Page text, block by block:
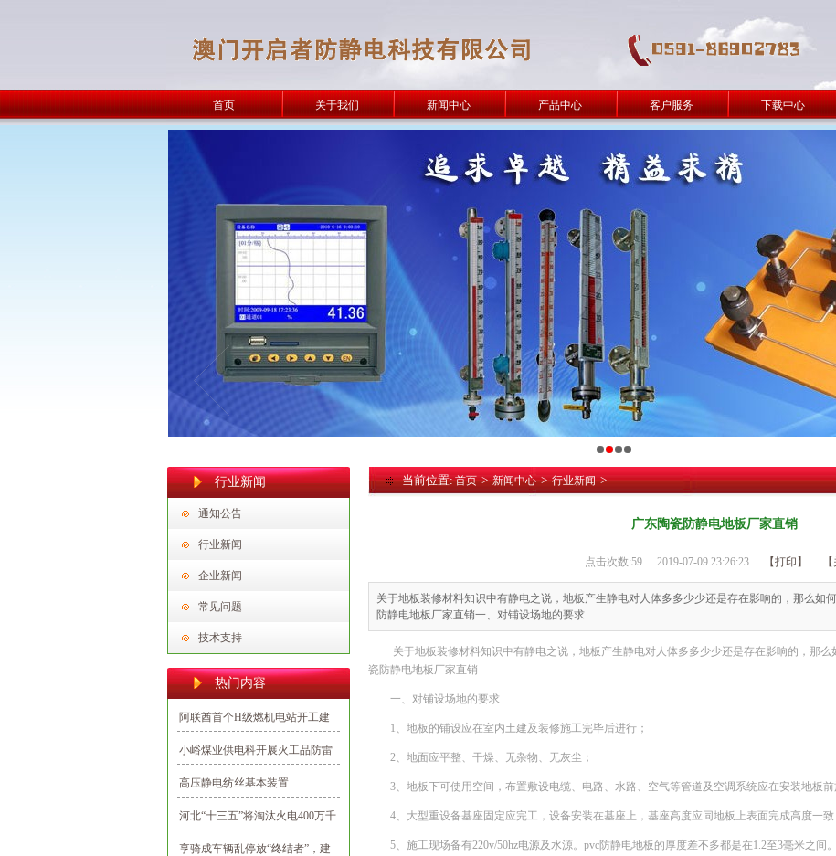
首页 关于我们 新闻中心 产品中心 客户服务 下载中心
行业新闻
通知公告
行业新闻
企业新闻
常见问题
技术支持
热门内容
阿联酋首个H级燃机电站开工建
设 中国电建承建
小峪煤业供电科开展火工品防雷
防静电专项整治行动
高压静电纺丝基本装置
河北“十三五”将淘汰火电400万千
瓦
享骑成车辆乱停放“终结者”，建
当前位置:首页>新闻中心>行业新闻>
广东陶瓷防静电地板厂家直销
点击次数:59 2019-07-09 23:26:23 【打印】
关于地板装修材料知识中有静电之说，地板产生静电对人体多多少少还是存在影响的，那么如
防静电地板厂家直销一、对铺设场地的要求
关于地板装修材料知识中有静电之说，地板产生静电对人体多多少少还是存在影响的，那
瓷防静电地板厂家直销
一、对铺设场地的要求
1、地板的铺设应在室内土建及装修施工完毕后进行；
2、地面应平整、干燥、无杂物、无灰尘；
3、地板下可使用空间，布置敷设电缆、电路、水路、空气等管道及空调系统应在安装地板前
4、大型重设备基座固定应完工，设备安装在基座上，基座高度应同地板上表面完成高度一致
5、施工现场备有220v/50hz电源及水源。pvc防静电地板的厚度差不多都是在1.2至3毫米之间